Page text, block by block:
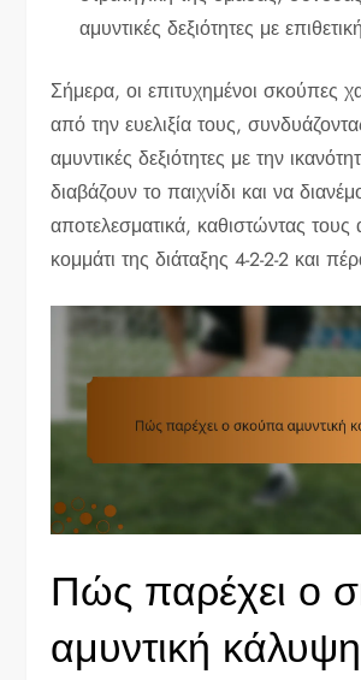
αμυντικές δεξιότητες με
Σήμερα, οι επιτυχημένοι σκούπες
από την ευελιξία τους,
αμυντικές δεξιότητες με την
διαβάζουν το παιχνίδι και να
αποτελεσματικά, καθιστώντας
κομμάτι της διάταξης 4-2-2-2 και
Πώς παρέχει ο
αμυντική